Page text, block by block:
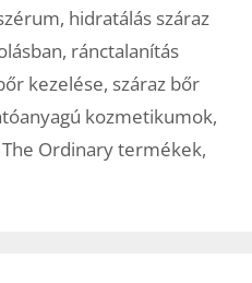
, hidratálás száraz
, ránctalanítás
kezelése, száraz bőr
kozmetikumok,
The Ordinary termékek,